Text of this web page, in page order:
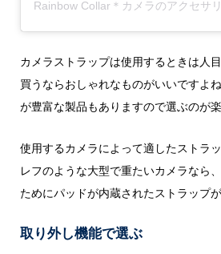
カメラストラップは使用するときは人
買うならおしゃれなものがいいですよ
が豊富な製品もありますので選ぶのが楽
使用するカメラによって適したストラ
レフのような大型で重たいカメラなら
ためにパッドが内蔵されたストラップが
取り外し機能で選ぶ